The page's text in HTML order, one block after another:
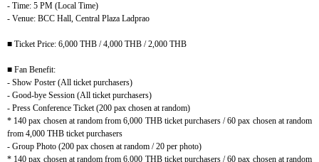
- Time: 5 PM (Local Time)
- Venue: BCC Hall, Central Plaza Ladprao
■ Ticket Price: 6,000 THB / 4,000 THB / 2,000 THB
■ Fan Benefit:
- Show Poster (All ticket purchasers)
- Good-bye Session (All ticket purchasers)
- Press Conference Ticket (200 pax chosen at random)
* 140 pax chosen at random from 6,000 THB ticket purchasers / 60 pax chosen at random
from 4,000 THB ticket purchasers
- Group Photo (200 pax chosen at random / 20 per photo)
* 140 pax chosen at random from 6,000 THB ticket purchasers / 60 pax chosen at random